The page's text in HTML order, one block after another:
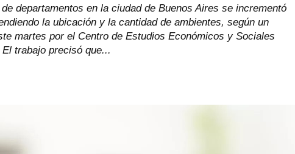
departamentos en la ciudad de Buenos Aires se incrementó
la ubicación y la cantidad de ambientes, según un
martes por el Centro de Estudios Económicos y Sociales
trabajo precisó que...